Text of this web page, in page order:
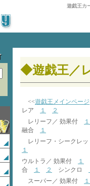
遊戯王カ
◆遊戯王／
<<遊戯王メインページ
レア
１
２
レリーフ／ 効果付
１
融合
１
レリーフ・シークレ
１
ウルトラ／ 効果付
１
合
１ ２ シンクロ
スーパー／ 効果付
１